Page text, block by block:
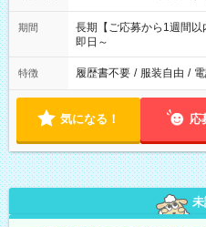
期間
長期【ご応募から1週間以
即日～
特徴 履歴書不要 / 服装自由 /
気になる！ 応